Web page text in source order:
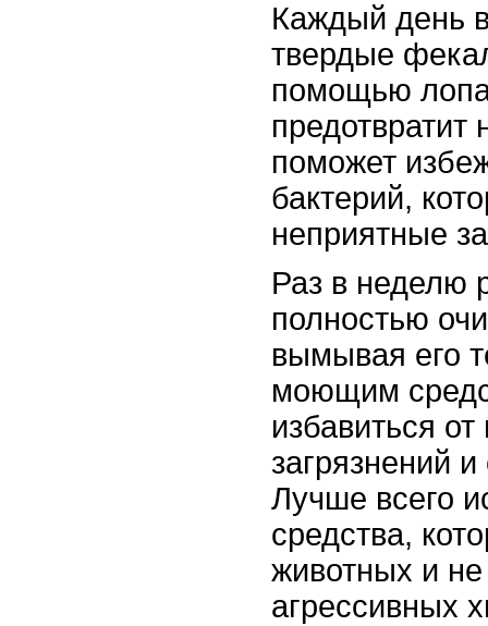
Каждый день
твердые
помощью
предотвратит
поможет
бактерий,
неприятные
Раз в неделю
полностью
вымывая его
моющим
избавиться
загрязнений
Лучше всего
средства,
животных и
агрессивных